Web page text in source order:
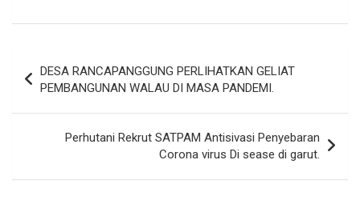
ce
b
o
o
k
at
s
A
p
p
ke
dI
n
navigation
DESA RANCAPANGGUNG PERLIHATKAN GELIAT
PEMBANGUNAN WALAU DI MASA PANDEMI.
Perhutani Rekrut SATPAM Antisivasi Penyebaran
Corona virus Di sease di garut.